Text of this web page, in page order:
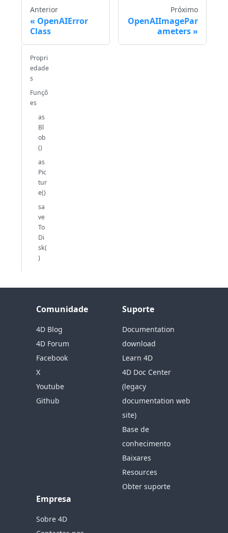
Anterior
OpenAIError
Class
Próximo
OpenAIImagePar
ameters
Propri
edade
s
Funçõ
es
as
Bl
ob
()
as
Pic
tur
e()
sa
ve
To
Di
sk(
)
Comunidade
4D Blog
4D Forum
Facebook
X
Youtube
Github
Suporte
Documentation
download
Learn 4D
4D Doc Center
(legacy
documentation web
site)
Base de
conhecimento
Baixares
Resources
Obter suporte
Empresa
Sobre 4D